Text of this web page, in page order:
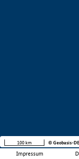
Impressum
100 km © Geobasis-